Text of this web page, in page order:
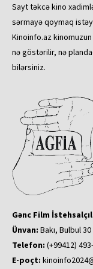
Sayt təkcə kino
sərmayə qoymaq
Kinoinfo.az
nə göstərilir, nə
bilərsiniz.
Gənc Film
Ünvan: Bakı, Bulbul 30
Telefon: (+99412)
E-poçt: